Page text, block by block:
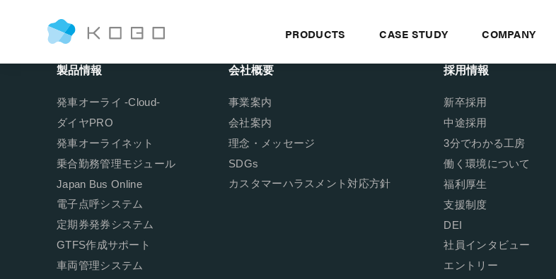
PRODUCTS CASE STUDY COMPANY
製品情報
発車オーライ -Cloud-
ダイヤPRO
発車オーライネット
乗合勤務管理モジュール
Japan Bus Online
電子点呼システム
定期券発券システム
GTFS作成サポート
車両管理システム
会社概要
事業案内
会社案内
理念・メッセージ
SDGs
カスタマーハラスメント対応方針
採用情報
新卒採用
中途採用
3分でわかる工房
働く環境について
福利厚生
支援制度
DEI
社員インタビュー
エントリー